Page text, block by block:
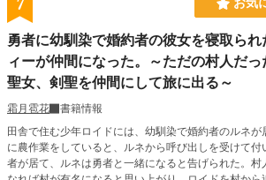
7 お気
勇者に幼馴染で婚約者の彼女を寝取ら
ィーが仲間になった。～ただの村人だっ
聖女、剣聖を仲間にして旅に出る～
霜月雹花
書籍情報
田舎で住む少年ロイドには、幼馴染で婚約者のルネ
に農作業をしていると、ルネから呼び出しを受けて
者が居て、ルネは勇者と一緒になると告げられた。村